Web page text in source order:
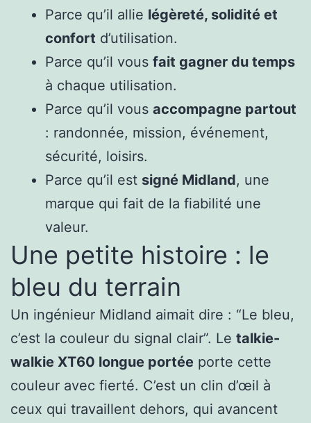
Parce qu’il allie légèreté, solidité et
confort d’utilisation.
Parce qu’il vous fait gagner du temps
à chaque utilisation.
Parce qu’il vous accompagne partout
: randonnée, mission, événement,
sécurité, loisirs.
Parce qu’il est signé Midland, une
marque qui fait de la fiabilité une
valeur.
Une petite histoire : le
bleu du terrain
Un ingénieur Midland aimait dire : “Le bleu,
c’est la couleur du signal clair”. Le talkie-
walkie XT60 longue portée porte cette
couleur avec fierté. C’est un clin d’œil à
ceux qui travaillent dehors, qui avancent